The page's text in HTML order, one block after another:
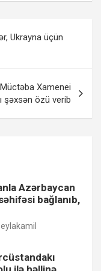
Ukrayna üçün
Xamenei
şəxsən özü verib
Azərbaycan
bağlanıb,
leylakamil